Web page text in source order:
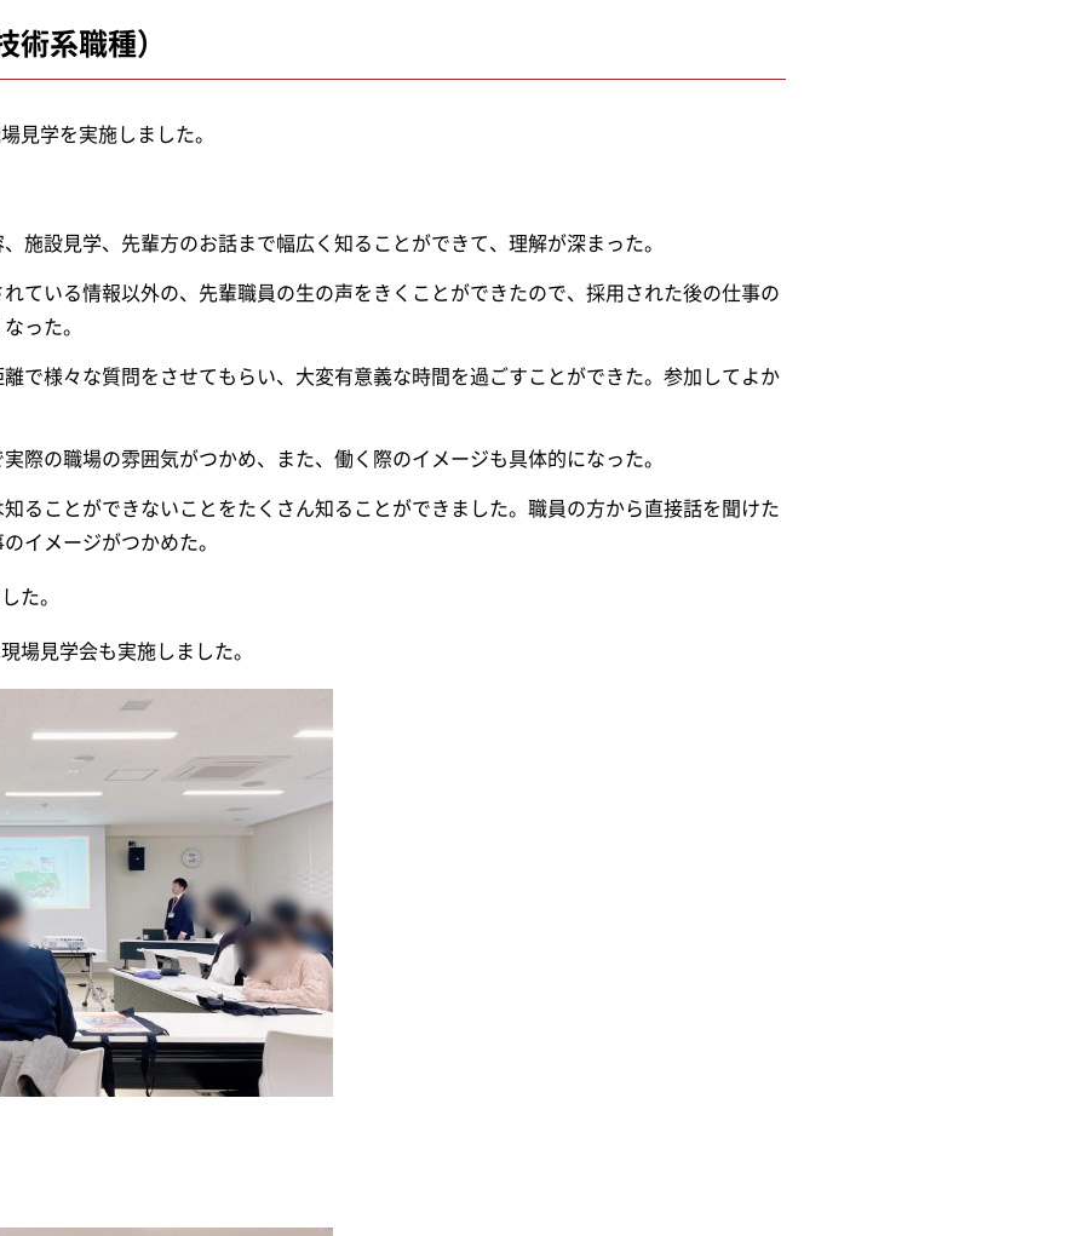
系職種）
見学を実施しました。
施設見学、先輩方のお話まで幅広く知ることができて、理解が深まった。
ている情報以外の、先輩職員の生の声をきくことができたので、採用された後の仕事の
った。
で様々な質問をさせてもらい、大変有意義な時間を過ごすことができた。参加してよか
際の職場の雰囲気がつかめ、また、働く際のイメージも具体的になった。
ることができないことをたくさん知ることができました。職員の方から直接話を聞けた
イメージがつかめた。
た。
場見学会も実施しました。